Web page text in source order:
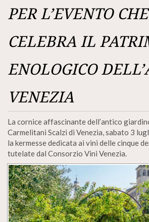
PER L’EVENTO CHE
CELEBRA IL
ENOLOGICO
VENEZIA
La cornice affascinante dell’antico
Carmelitani Scalzi di Venezia, sabato 3
la kermesse dedicata ai vini delle cinque
tutelate dal Consorzio Vini Venezia.